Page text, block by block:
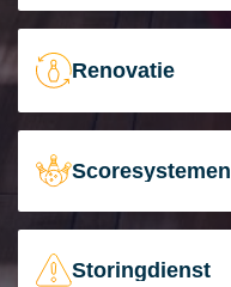
Renovatie
Scoresystemen
Storingdienst